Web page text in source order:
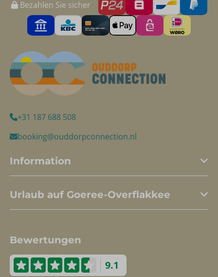
Bezahlen Sie sicher
+31 187 688 508
booking@ouddorpconnection.nl
Information
Urlaub auf Goeree-Overflakkee
Bewertungen
9.1